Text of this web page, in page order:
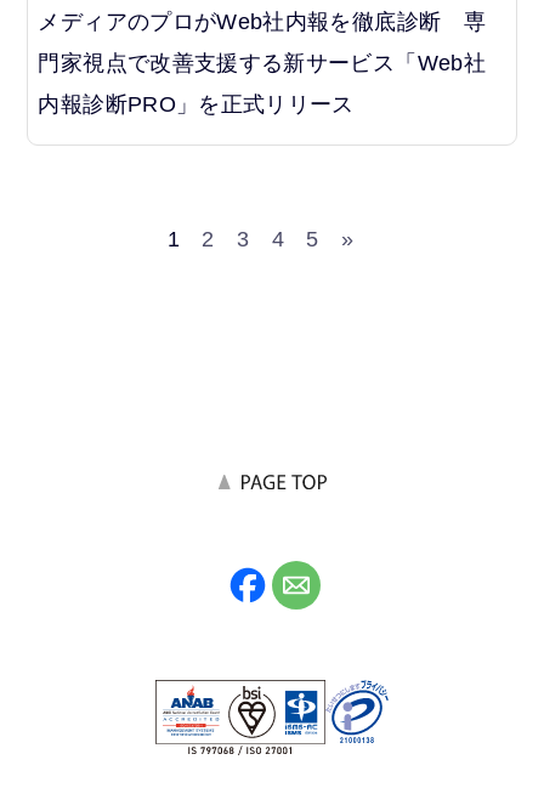
メディアのプロがWeb社内報を徹底診断 専
門家視点で改善支援する新サービス「Web社
内報診断PRO」を正式リリース
1 2 3 4 5 »